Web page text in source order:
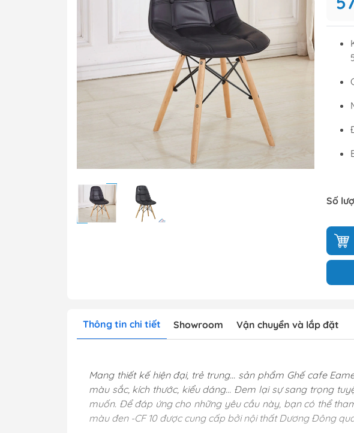
Bàn training
Ghế training
Bàn ghế học sinh
Bảng từ
Số
Thông tin chi tiết Showroom Vận chuyển và lắp đặt
Mang thiết kế hiện đại, trẻ trung... sản phẩm Ghế cafe
màu sắc, kích thước, kiểu dáng... Đem lại sự sang trọng
muốn. Để đáp ứng cho những yêu cầu này, bạn có thể
màu đen -CF 10 được cung cấp bởi nội thất Dương Đông